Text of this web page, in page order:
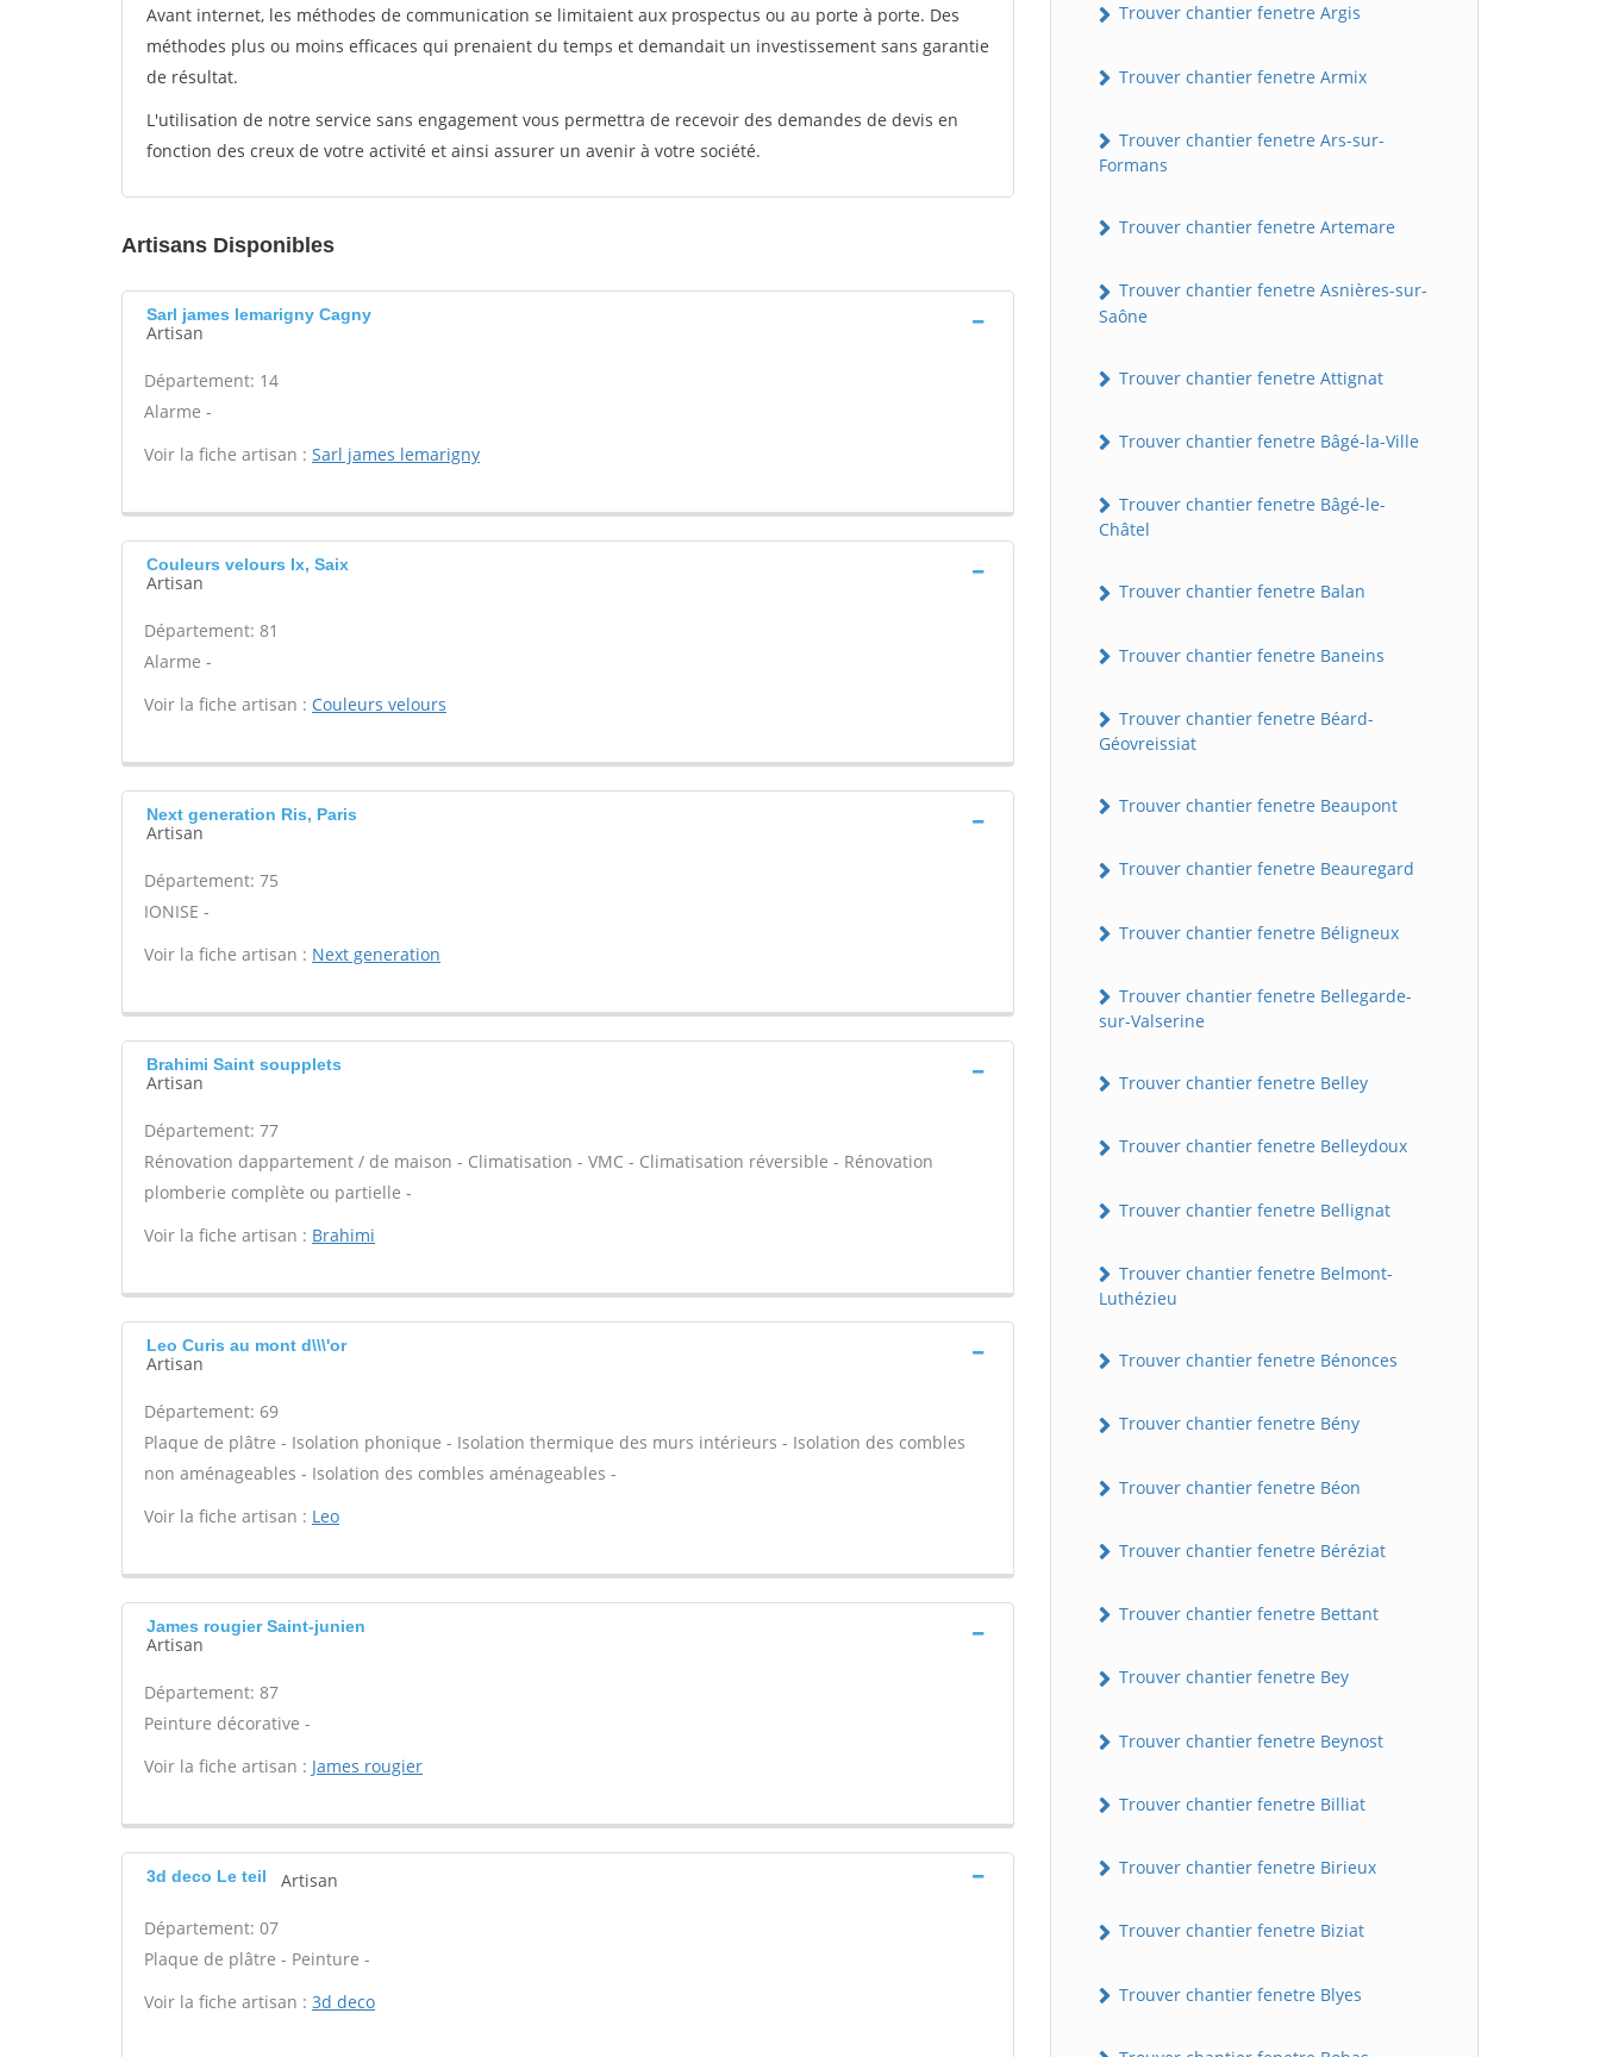
Avant internet, les méthodes de communication se limitaient aux prospectus ou au porte à porte. Des
méthodes plus ou moins efficaces qui prenaient du temps et demandait un investissement sans garantie
de résultat.
L'utilisation de notre service sans engagement vous permettra de recevoir des demandes de devis en
fonction des creux de votre activité et ainsi assurer un avenir à votre société.
Artisans Disponibles
Sarl james lemarigny Cagny
Artisan
Département: 14
Alarme -
Voir la fiche artisan : Sarl james lemarigny
Couleurs velours Ix, Saix
Artisan
Département: 81
Alarme -
Voir la fiche artisan : Couleurs velours
Next generation Ris, Paris
Artisan
Département: 75
IONISE -
Voir la fiche artisan : Next generation
Brahimi Saint soupplets
Artisan
Département: 77
Rénovation dappartement / de maison - Climatisation - VMC - Climatisation réversible - Rénovation
plomberie complète ou partielle -
Voir la fiche artisan : Brahimi
Leo Curis au mont d\\\'or
Artisan
Département: 69
Plaque de plâtre - Isolation phonique - Isolation thermique des murs intérieurs - Isolation des combles
non aménageables - Isolation des combles aménageables -
Voir la fiche artisan : Leo
James rougier Saint-junien
Artisan
Département: 87
Peinture décorative -
Voir la fiche artisan : James rougier
3d deco Le teil Artisan
Département: 07
Plaque de plâtre - Peinture -
Voir la fiche artisan : 3d deco
Trouver chantier fenetre Argis
Trouver chantier fenetre Armix
Trouver chantier fenetre Ars-sur-
Formans
Trouver chantier fenetre Artemare
Trouver chantier fenetre Asnières-sur-
Saône
Trouver chantier fenetre Attignat
Trouver chantier fenetre Bâgé-la-Ville
Trouver chantier fenetre Bâgé-le-
Châtel
Trouver chantier fenetre Balan
Trouver chantier fenetre Baneins
Trouver chantier fenetre Béard-
Géovreissiat
Trouver chantier fenetre Beaupont
Trouver chantier fenetre Beauregard
Trouver chantier fenetre Béligneux
Trouver chantier fenetre Bellegarde-
sur-Valserine
Trouver chantier fenetre Belley
Trouver chantier fenetre Belleydoux
Trouver chantier fenetre Bellignat
Trouver chantier fenetre Belmont-
Luthézieu
Trouver chantier fenetre Bénonces
Trouver chantier fenetre Bény
Trouver chantier fenetre Béon
Trouver chantier fenetre Béréziat
Trouver chantier fenetre Bettant
Trouver chantier fenetre Bey
Trouver chantier fenetre Beynost
Trouver chantier fenetre Billiat
Trouver chantier fenetre Birieux
Trouver chantier fenetre Biziat
Trouver chantier fenetre Blyes